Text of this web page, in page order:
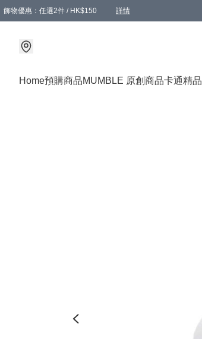
飾物優惠：任選2件 / HK$150 詳情
Home預購商品MUMBLE 原創商品卡通精品